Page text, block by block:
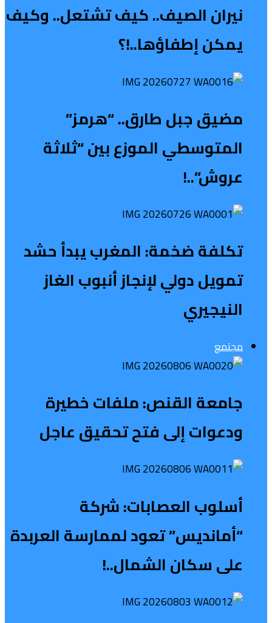
نيران الصيف.. كيف تشتعل.. وكيف
يمكن إطفاؤها..!؟
مضيق جبل طارق.. “هرمز”
المتوسطي الموزع بين “ثلاثة
عروش”..!
تكلفة ضخمة: المغرب يبدأ حشد
تمويل دولي لإنجاز أنبوب الغاز
النيجيري
مجتمع
جامعة القنص: ملفات خطيرة
ودعوات إلى فتح تحقيق عاجل
أسلوب العصابات: شركة
“أمانديس” تعود لممارسة العربدة
على سكان الشمال..!